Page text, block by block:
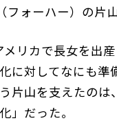
ォーハー）の片山
メリカで長女を出
に対してなにも準
片山を支えたのは
」だった。